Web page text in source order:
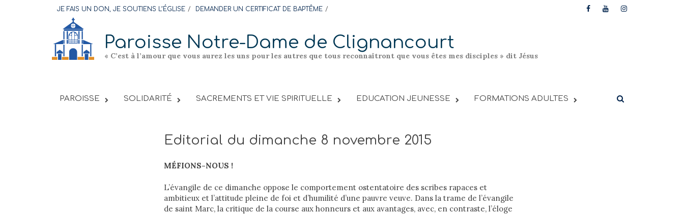
content
JE FAIS UN DON, JE SOUTIENS L’ÉGLISE DEMANDER UN CERTIFICAT DE BAPTÊME
Paroisse Notre-Dame de Clignancourt
« C’est à l’amour que vous aurez les uns pour les autres que tous reconnaîtront que vous êtes mes disciples » dit Jésus
PAROISSE SOLIDARITÉ SACREMENTS ET VIE SPIRITUELLE EDUCATION JEUNESSE FORMATIONS ADULTES
Editorial du dimanche 8 novembre 2015
MÉFIONS-NOUS !
L’évangile de ce dimanche oppose le comportement ostentatoire des scribes rapaces et
ambitieux et l’attitude pleine de foi et d’humilité d’une pauvre veuve. Dans la trame de l’évangile
de saint Marc, la critique de la course aux honneurs et aux avantages, avec, en contraste, l’éloge